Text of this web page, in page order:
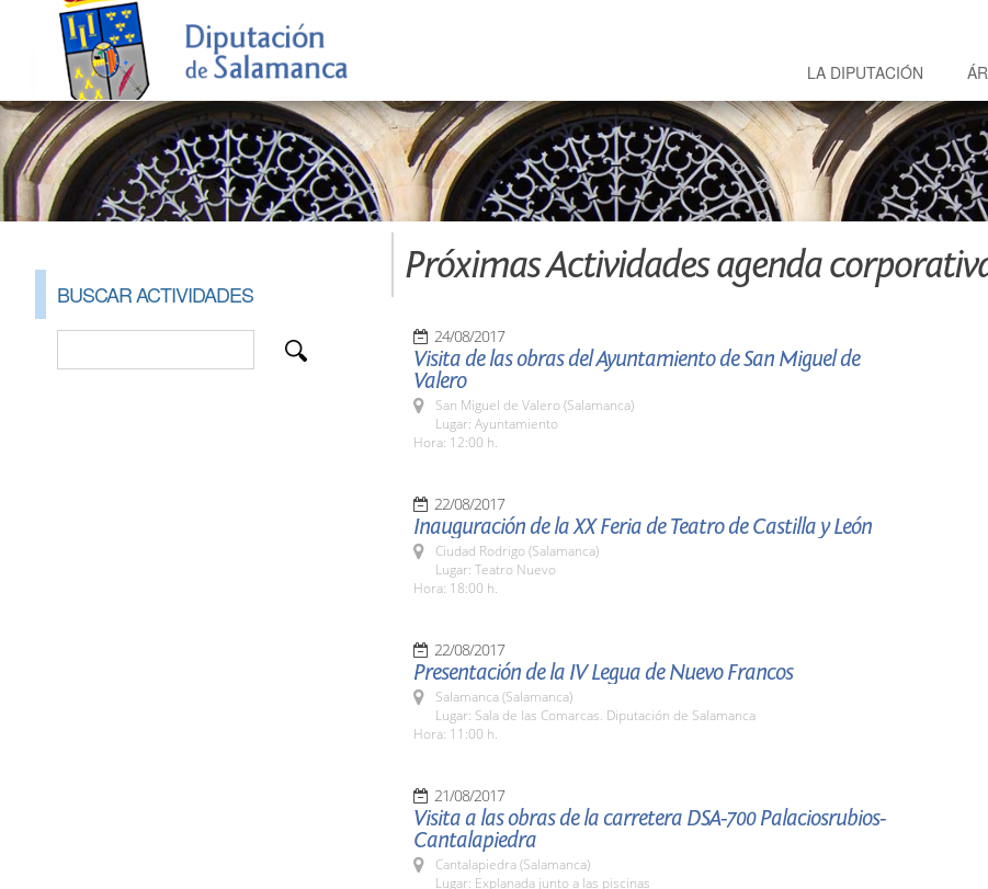
LA DIPUTACIÓN
BUSCAR ACTIVIDADES
Próximas Actividades agenda
24/08/2017
Visita de las obras del Ayuntamiento de San Miguel de
Valero
San Miguel de Valero (Salamanca)
Lugar: Ayuntamiento
Hora: 12:00 h.
22/08/2017
Inauguración de la XX Feria de Teatro de Castilla y León
Ciudad Rodrigo (Salamanca)
Lugar: Teatro Nuevo
Hora: 18:00 h.
22/08/2017
Presentación de la IV Legua de Nuevo Francos
Salamanca (Salamanca)
Lugar: Sala de las Comarcas. Diputación de Salamanca
Hora: 11:00 h.
21/08/2017
Visita a las obras de la carretera DSA-700 Palaciosrubios-
Cantalapiedra
Cantalapiedra (Salamanca)
Lugar: Explanada junto a las piscinas